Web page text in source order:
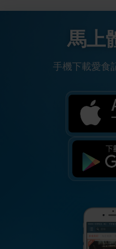
馬上
手機下載愛食